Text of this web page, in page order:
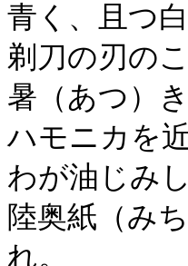
青く、且つ白
剃刀の刃の
暑（あつ）
ハモニカを
わが油じみ
陸奥紙（み
れ。